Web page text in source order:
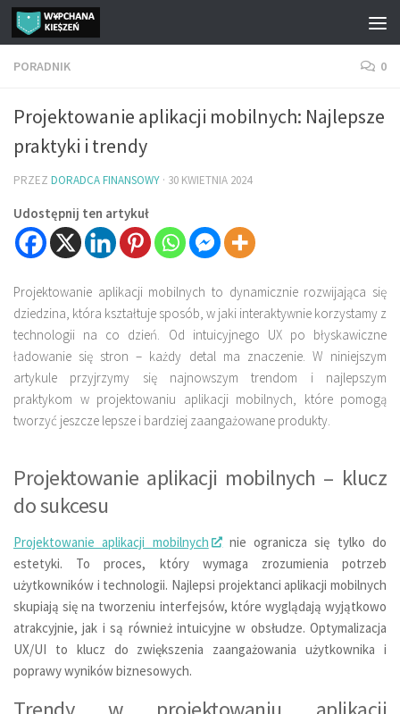
Przejdź do treści
PORADNIK 0
Projektowanie aplikacji mobilnych: Najlepsze
praktyki i trendy
PRZEZ DORADCA FINANSOWY · 30 KWIETNIA 2024
Udostępnij ten artykuł
Projektowanie aplikacji mobilnych to dynamicznie rozwijająca się
dziedzina, która kształtuje sposób, w jaki interaktywnie korzystamy z
technologii na co dzień. Od intuicyjnego UX po błyskawiczne
ładowanie się stron – każdy detal ma znaczenie. W niniejszym
artykule przyjrzymy się najnowszym trendom i najlepszym
praktykom w projektowaniu aplikacji mobilnych, które pomogą
tworzyć jeszcze lepsze i bardziej zaangażowane produkty.
Projektowanie aplikacji mobilnych – klucz
do sukcesu
Projektowanie aplikacji mobilnych
nie ogranicza się tylko do
estetyki. To proces, który wymaga zrozumienia potrzeb
użytkowników i technologii. Najlepsi projektanci aplikacji mobilnych
skupiają się na tworzeniu interfejsów, które wyglądają wyjątkowo
atrakcyjnie, jak i są również intuicyjne w obsłudze. Optymalizacja
UX/UI to klucz do zwiększenia zaangażowania użytkownika i
poprawy wyników biznesowych.